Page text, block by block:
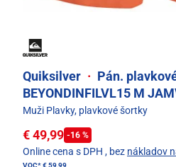
Quiksilver · Pán.
BEYONDINFILVL15 M
Muži Plavky, plavkové šortky
€ 49,99 -16 %
Online cena s DPH , bez nákladov
VOC*€ 59,99